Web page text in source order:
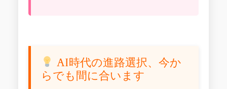
AI時代の進路選択、今か
らでも間に合います